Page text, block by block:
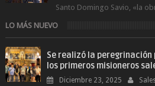
Santo Domingo Savio, «la
Don Bosco». San Giovann...
LO MÁS NUEVO
Se realizó la
los primeros misioneros
Diciembre 23, 2025